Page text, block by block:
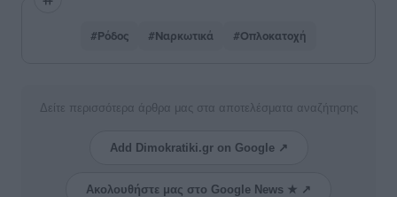
#Ρόδος #Ναρκωτικά #Οπλοκατοχή
Δείτε περισσότερα άρθρα μας στα αποτελέσματα αναζήτησης
Add Dimokratiki.gr on Google ↗
Ακολουθήστε μας στο Google News ★ ↗